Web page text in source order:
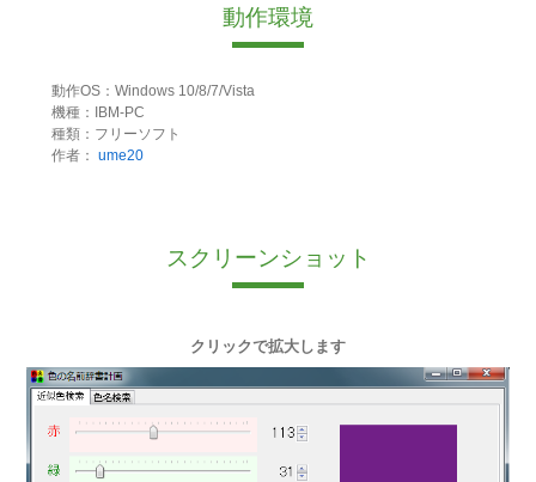
動作環境
動作OS：Windows 10/8/7/Vista
機種：IBM-PC
種類：フリーソフト
作者： ume20
スクリーンショット
クリックで拡大します